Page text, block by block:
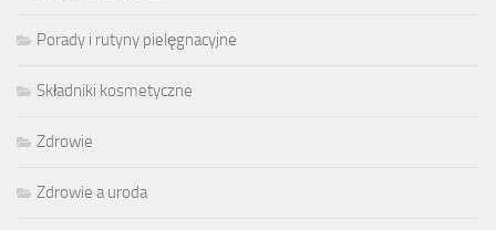
Porady i rutyny pielęgnacyjne
Składniki kosmetyczne
Zdrowie
Zdrowie a uroda